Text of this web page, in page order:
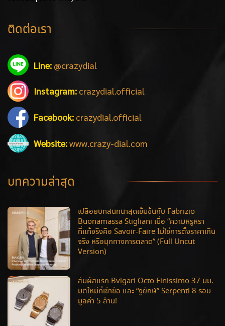
ติดต่อเรา
Line: @crazydial
Instagram: crazydial.official
Facebook: crazydial.official
Website:www.crazy-dial.com
บทความล่าสุด
เปลือยบทสนทนาสุดเข้มข้นกับ Fabrizio
Buonamassa Stigliani เมื่อ “ความหรูหรา
ที่แท้จริงคือ Savoir-Faire ไม่ใช่การตั้งราคาเกิน
จริง หรือมุกทางการตลาด” (Full Uncut
Version)
สัมผัสแรก Bvlgari Octo Finissimo 37 มม.
มิติใหม่ที่เข้าข้อ และ “งูยักษ์” Serpenti 8 รอบ
มูลค่า 5 ล้าน!